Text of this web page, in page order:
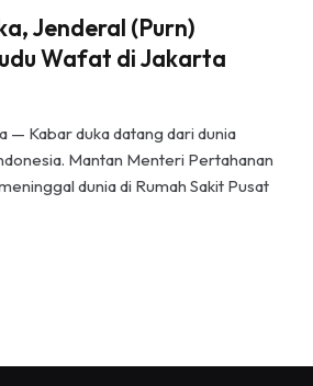
Jenderal (Purn)
Wafat di Jakarta
— Kabar duka datang dari dunia
Mantan Menteri Pertahanan
dunia di Rumah Sakit Pusat